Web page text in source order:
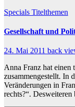
Specials Titelthemen
Gesellschaft und
24. Mai 2011 back
Anna Franz hat einen
zusammengestellt. In
Veränderungen in
rechts?“.